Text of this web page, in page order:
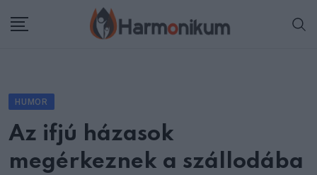
HUMOR
Az ifjú házasok
megérkeznek a szállodába